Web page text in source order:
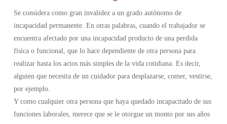
Se considera como gran invalidez a un grado autónomo de
incapacidad permanente. En otras palabras, cuando el trabajador se
encuentra afectado por una incapacidad producto de una perdida
física o funcional, que lo hace dependiente de otra persona para
realizar hasta los actos más simples de la vida cotidiana. Es decir,
alguien que necesita de un cuidador para desplazarse, comer, vestirse,
por ejemplo.
Y como cualquier otra persona que haya quedado incapacitado de sus
funciones laborales, merece que se le otorgue un monto por sus años